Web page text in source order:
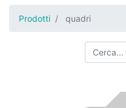
Prodotti quadri